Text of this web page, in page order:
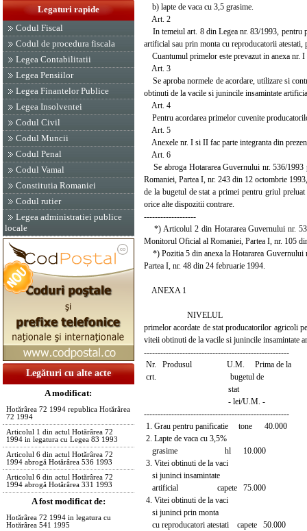
Legaturi rapide
Codul Fiscal
Codul de procedura fiscala
Legea Contabilitatii
Legea Pensiilor
Legea Finantelor Publice
Legea Insolventei
Codul Civil
Codul Muncii
Codul Penal
Codul Vamal
Constitutia Romaniei
Codul rutier
Legea administratiei publice
locale
Legături cu alte acte
A modificat:
Hotărârea 72 1994 republica Hotărârea
72 1994
Articolul 1 din actul Hotărârea 72
1994 in legatura cu Legea 83 1993
Articolul 6 din actul Hotărârea 72
1994 abrogă Hotărârea 536 1993
Articolul 6 din actul Hotărârea 72
1994 abrogă Hotărârea 331 1993
A fost modificat de:
Hotărârea 72 1994 in legatura cu
Hotărârea 541 1995
b) lapte de vaca cu 3,5 grasime.
Art. 2
In temeiul art. 8 din Legea nr. 83/1993, pentru
artificial sau prin monta cu reproducatorii
Cuantumul primelor este prevazut in anexa nr. I
Art. 3
Se aproba normele de acordare, utilizare si
obtinuti de la vacile si junincile insamintate
Art. 4
Pentru acordarea primelor cuvenite
Art. 5
Anexele nr. I si II fac parte integranta din
Art. 6
Se abroga Hotararea Guvernului nr. 536/
Romaniei, Partea I, nr. 243 din 12 octombrie
de la bugetul de stat a primei pentru griul
orice alte dispozitii contrare.
-------------------
*) Articolul 2 din Hotararea Guvernului nr.
Monitorul Oficial al Romaniei, Partea I, nr. 105
*) Pozitia 5 din anexa la Hotararea Guvernului
Partea I, nr. 48 din 24 februarie 1994.
ANEXA 1
NIVELUL
primelor acordate de stat producatorilor agricoli
viteii obtinuti de la vacile si junincile insamintate
-----------------------------------------------------
Nr. Produsul U.M. Prima de la
crt. bugetul de
stat
- lei/U.M. -
-----------------------------------------------------
1. Grau pentru panificatie tone 40.000
2. Lapte de vaca cu 3,5%
grasime hl 10.000
3. Vitei obtinuti de la vaci
si juninci insamintate
artificial capete 75.000
4. Vitei obtinuti de la vaci
si juninci prin monta
cu reproducatori atestati capete 50.000